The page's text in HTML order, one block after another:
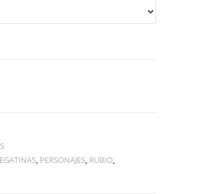
, PERSONAJES, RUBIO,